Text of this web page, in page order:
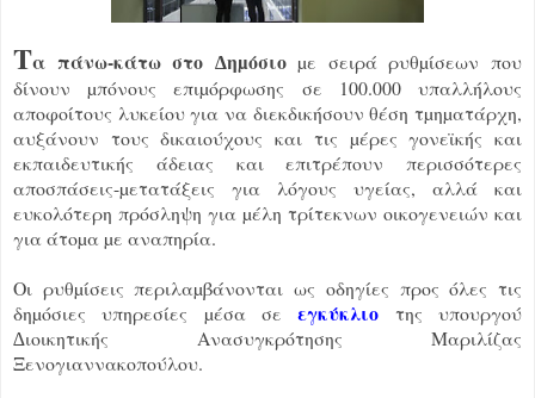
Tα πάνω-κάτω στο ∆ηµόσιοµε σειρά ρυθµίσεων που
δίνουν µπόνους επιµόρφωσης σε 100.000 υπαλλήλους
αποφοίτους λυκείου για να διεκδικήσουν θέση τµηµατάρχη,
αυξάνουν τους δικαιούχους και τις µέρες γονεϊκής και
εκπαιδευτικής άδειας και επιτρέπουν περισσότερες
αποσπάσεις-µετατάξεις για λόγους υγείας, αλλά και
ευκολότερη πρόσληψη για µέλη τρίτεκνων οικογενειών και
για άτοµα µε αναπηρία.
Οι ρυθµίσεις περιλαµβάνονται ως οδηγίες προς όλες τις
δηµόσιες υπηρεσίες µέσα σεεγκύκλιο της υπουργού
∆ιοικητικής Ανασυγκρότησης Μαριλίζας
Ξενογιαννακοπούλου.